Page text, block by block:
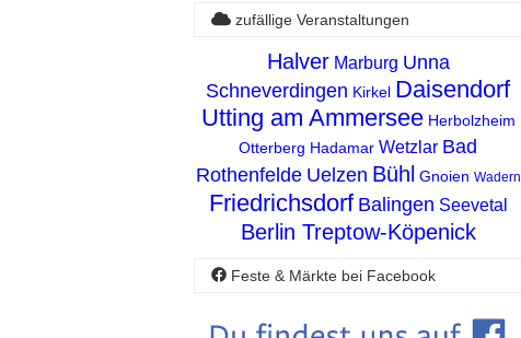
zufällige Veranstaltungen
Halver Marburg Unna
Schneverdingen Kirkel Daisendorf
Utting am Ammersee Herbolzheim
Otterberg Hadamar Wetzlar Bad
Rothenfelde Uelzen Bühl Gnoien Wadern
Friedrichsdorf Balingen Seevetal
Berlin Treptow-Köpenick
Feste & Märkte bei Facebook